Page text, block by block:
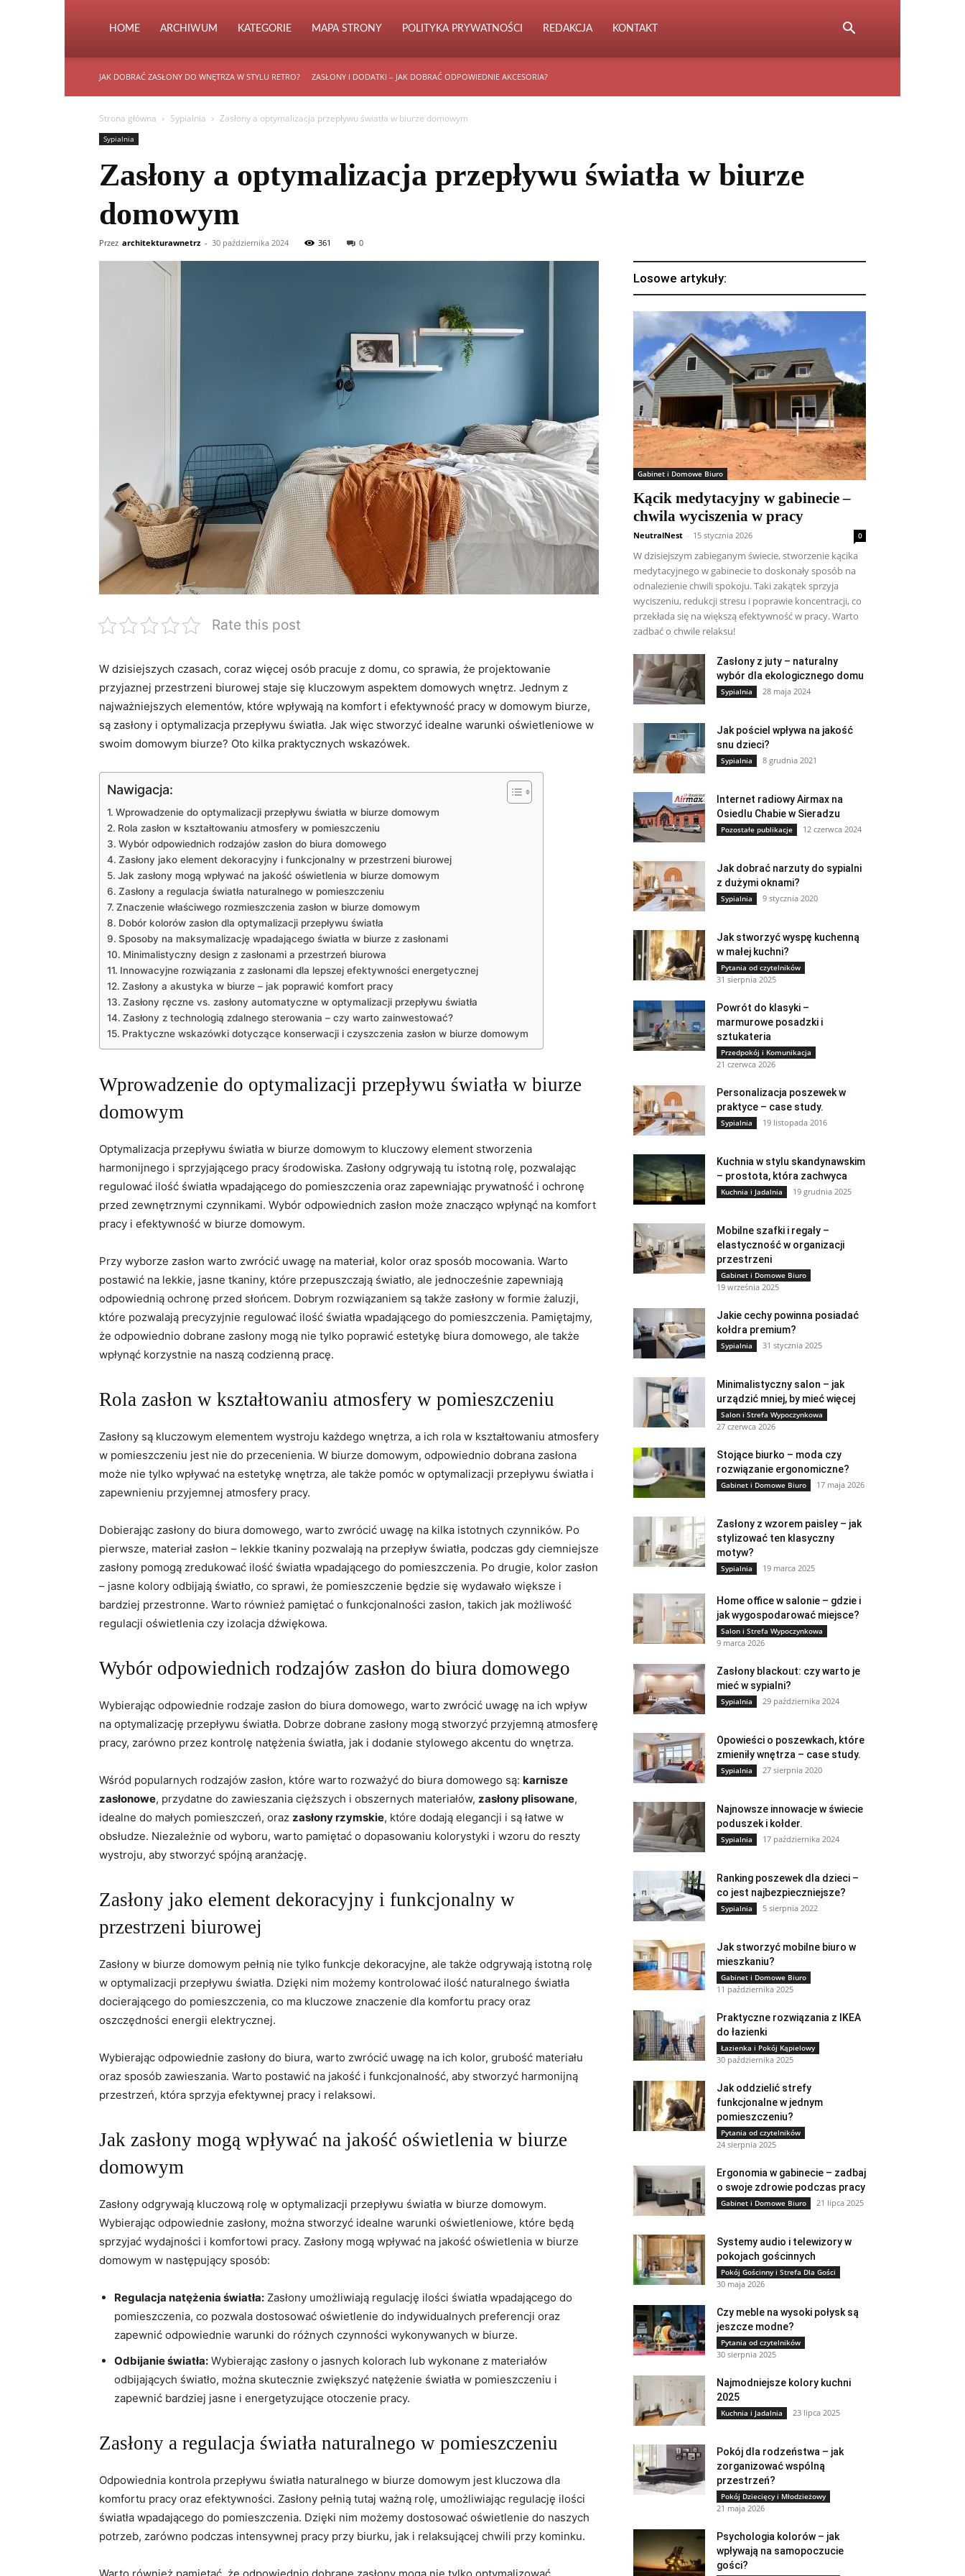
HOME ARCHIWUM KATEGORIE MAPA STRONY POLITYKA PRYWATNOŚCI REDAKCJA KONTAKT
JAK DOBRAĆ ZASŁONY DO WNĘTRZA W STYLU RETRO? ZASŁONY I DODATKI – JAK DOBRAĆ ODPOWIEDNIE AKCESORIA?
Strona główna Sypialnia Zasłony a optymalizacja przepływu światła w biurze domowym
Sypialnia
Zasłony a optymalizacja przepływu światła w biurze
domowym
Przez architekturawnetrz - 30 października 2024 361 0
Rate this post
W dzisiejszych ⁣czasach, coraz więcej osób pracuje z‍ domu, co‍ sprawia, że projektowanie
przyjaznej przestrzeni biurowej staje się kluczowym ‌aspektem ‌domowych wnętrz. Jednym z
najważniejszych elementów, które⁢ wpływają na komfort​ i efektywność ⁤pracy w ‍domowym biurze,
są zasłony i​ optymalizacja przepływu światła. Jak⁤ więc ‌stworzyć idealne warunki‌ oświetleniowe⁣ w
swoim domowym biurze? Oto kilka⁣ praktycznych wskazówek.
Nawigacja:
Wprowadzenie⁢ do optymalizacji przepływu ⁣światła⁢ w biurze ​domowym
Rola zasłon w kształtowaniu atmosfery w ⁢pomieszczeniu
Wybór odpowiednich rodzajów ⁤zasłon do biura‍ domowego
Zasłony jako element dekoracyjny i funkcjonalny w przestrzeni biurowej
Jak ‌zasłony mogą wpływać na jakość oświetlenia‍ w​ biurze domowym
Zasłony ​a regulacja światła naturalnego w pomieszczeniu
Znaczenie ​właściwego rozmieszczenia ‍zasłon w biurze domowym
Dobór ‌kolorów zasłon dla optymalizacji przepływu​ światła
Sposoby na maksymalizację wpadającego​ światła w biurze z zasłonami
Minimalistyczny design z zasłonami a przestrzeń biurowa
Innowacyjne rozwiązania z zasłonami ‌dla lepszej efektywności energetycznej
Zasłony a akustyka w biurze – jak‌ poprawić komfort pracy
Zasłony⁤ ręczne⁢ vs. ‍zasłony automatyczne w⁢ optymalizacji przepływu światła
Zasłony z technologią zdalnego sterowania – czy warto zainwestować?
Praktyczne ​wskazówki dotyczące ⁢konserwacji i czyszczenia⁢ zasłon w biurze domowym
Wprowadzenie⁢ do optymalizacji przepływu ⁣światła⁢ w biurze ​
domowym
Optymalizacja ⁢przepływu światła w biurze domowym ⁤to kluczowy element stworzenia
harmonijnego i sprzyjającego pracy środowiska. Zasłony odgrywają tu istotną rolę, pozwalając
regulować ilość światła wpadającego do pomieszczenia oraz zapewniając prywatność i ochronę
przed zewnętrznymi⁣ czynnikami. ⁣Wybór odpowiednich zasłon może znacząco ⁣wpłynąć na komfort
pracy i efektywność w biurze​ domowym.
Przy wyborze zasłon warto zwrócić uwagę na materiał, kolor oraz sposób mocowania. Warto
postawić na lekkie, jasne tkaniny, ​które‍ przepuszczają ‌światło, ale⁢ jednocześnie zapewniają
odpowiednią ochronę przed słońcem. Dobrym rozwiązaniem są także zasłony w formie żaluzji,
które pozwalają precyzyjnie regulować ilość światła wpadającego do‌ pomieszczenia. Pamiętajmy, ​
że odpowiednio dobrane zasłony mogą nie tylko ⁤poprawić estetykę biura domowego,‍ ale także
wpłynąć korzystnie na naszą codzienną ⁤pracę.
Rola zasłon w kształtowaniu atmosfery w ⁢pomieszczeniu
Zasłony są kluczowym ⁣elementem wystroju każdego⁣ wnętrza,⁤ a ich rola w ‍kształtowaniu atmosfery
w pomieszczeniu jest nie do przecenienia. W biurze ⁢domowym, ​odpowiednio dobrana zasłona
⁣może nie tylko wpływać ‌na ⁤estetykę wnętrza, ale także pomóc w optymalizacji przepływu⁢ światła‍ i
zapewnieniu ⁣przyjemnej atmosfery pracy.
Dobierając zasłony ‌do biura domowego, warto zwrócić uwagę na kilka istotnych czynników. Po
pierwsze, materiał zasłon – lekkie tkaniny pozwalają na przepływ światła, podczas gdy ciemniejsze
zasłony pomogą zredukować ilość światła⁣ wpadającego do pomieszczenia. Po drugie, kolor zasłon
– jasne kolory ‍odbijają ​światło,‍ co ‌sprawi, ‍że pomieszczenie będzie ⁢się wydawało większe i
bardziej przestronne. Warto ⁢również pamiętać o funkcjonalności zasłon, takich⁣ jak możliwość
regulacji⁣ oświetlenia ⁢czy izolacja dźwiękowa.
Wybór odpowiednich rodzajów ⁤zasłon do biura‍ domowego
Wybierając odpowiednie rodzaje zasłon do biura ‍domowego, warto zwrócić uwagę‌ na ich wpływ
na optymalizację przepływu światła. Dobrze dobrane zasłony mogą stworzyć⁢ przyjemną atmosferę
pracy, zarówno przez kontrolę natężenia ⁣światła, jak i dodanie stylowego akcentu do wnętrza.
Wśród popularnych‌ rodzajów zasłon, które warto‍ rozważyć ‌do biura domowego są: karnisze
zasłonowe, przydatne do zawieszania‍ cięższych ⁢i obszernych materiałów, zasłony plisowane,
idealne do małych pomieszczeń, oraz zasłony rzymskie, które ‍dodają⁤ elegancji i są ‌łatwe​ w
⁣obsłudze. Niezależnie ⁢od wyboru, warto pamiętać ‌o dopasowaniu kolorystyki i⁢ wzoru do reszty
wystroju,‌ aby stworzyć spójną aranżację.
Zasłony jako element dekoracyjny i funkcjonalny w
przestrzeni biurowej
Zasłony w biurze domowym pełnią ​nie ⁤tylko funkcje dekoracyjne, ale ⁢także odgrywają istotną rolę
w optymalizacji przepływu światła. Dzięki nim możemy kontrolować ilość naturalnego światła
docierającego do pomieszczenia, co ma kluczowe⁢ znaczenie dla komfortu ‍pracy oraz
oszczędności energii elektrycznej.
Wybierając odpowiednie zasłony do biura, warto zwrócić uwagę na ich kolor,⁢ grubość materiału
oraz sposób zawieszania. Warto postawić na jakość i⁢ funkcjonalność, aby stworzyć harmonijną
przestrzeń, która⁢ sprzyja efektywnej ‍pracy i‍ relaksowi.
Jak ‌zasłony mogą wpływać na jakość oświetlenia‍ w​ biurze
domowym
Zasłony odgrywają kluczową rolę ⁣w optymalizacji przepływu światła w biurze domowym.
Wybierając odpowiednie zasłony, można stworzyć idealne warunki oświetleniowe, które będą
⁤sprzyjać wydajności i komfortowi ⁢pracy. Zasłony mogą wpływać na jakość⁤ oświetlenia w biurze
domowym w ​następujący sposób:
Regulacja natężenia światła: Zasłony umożliwiają regulację ilości światła⁣ wpadającego do
pomieszczenia, ⁣co⁤ pozwala dostosować oświetlenie do indywidualnych preferencji oraz
⁤zapewnić odpowiednie⁢ warunki do różnych czynności wykonywanych w biurze.
Odbijanie światła: Wybierając zasłony o jasnych kolorach lub wykonane z materiałów
⁣odbijających światło, można‌ skutecznie ​zwiększyć natężenie światła w ⁢pomieszczeniu i
zapewnić bardziej jasne i energetyzujące otoczenie pracy.
Zasłony ​a regulacja światła naturalnego w pomieszczeniu
Odpowiednia kontrola przepływu światła‌ naturalnego w biurze domowym jest ⁤kluczowa dla
komfortu pracy⁢ oraz efektywności. Zasłony pełnią tutaj ważną rolę, ​umożliwiając‌ regulację ilości
światła wpadającego do pomieszczenia. ‌Dzięki nim możemy dostosować oświetlenie do naszych
⁤potrzeb, zarówno podczas intensywnej pracy przy biurku, jak i‍ relaksującej ‍chwili‍ przy kominku.
Losowe artykuły:
Gabinet i Domowe Biuro
Kącik medytacyjny w gabinecie –
chwila wyciszenia w pracy
NeutralNest - 15 stycznia 2026 0
W dzisiejszym zabieganym świecie, stworzenie kącika
medytacyjnego w gabinecie to doskonały sposób na
odnalezienie chwili spokoju. Taki zakątek sprzyja
wyciszeniu, redukcji stresu i poprawie koncentracji, co
przekłada się na większą efektywność w pracy. Warto
zadbać o chwile relaksu!
Zasłony z juty – naturalny
wybór dla ekologicznego domu
Sypialnia 28 maja 2024
Jak pościel wpływa na jakość
snu dzieci?
Sypialnia 8 grudnia 2021
Internet radiowy Airmax na
Osiedlu Chabie w Sieradzu
Pozostałe publikacje 12 czerwca 2024
Jak dobrać narzuty do sypialni
z dużymi oknami?
Sypialnia 9 stycznia 2020
Jak stworzyć wyspę kuchenną
w małej kuchni?
Pytania od czytelników
31 sierpnia 2025
Powrót do klasyki –
marmurowe posadzki i
sztukateria
Przedpokój i Komunikacja
21 czerwca 2026
Personalizacja poszewek w
praktyce – case study.
Sypialnia 19 listopada 2016
Kuchnia w stylu skandynawskim
– prostota, która zachwyca
Kuchnia i Jadalnia 19 grudnia 2025
Mobilne szafki i regały –
elastyczność w organizacji
przestrzeni
Gabinet i Domowe Biuro
19 września 2025
Jakie cechy powinna posiadać
kołdra premium?
Sypialnia 31 stycznia 2025
Minimalistyczny salon – jak
urządzić mniej, by mieć więcej
Salon i Strefa Wypoczynkowa
27 czerwca 2026
Stojące biurko – moda czy
rozwiązanie ergonomiczne?
Gabinet i Domowe Biuro 17 maja 2026
Zasłony z wzorem paisley – jak
stylizować ten klasyczny
motyw?
Sypialnia 19 marca 2025
Home office w salonie – gdzie i
jak wygospodarować miejsce?
Salon i Strefa Wypoczynkowa
9 marca 2026
Zasłony blackout: czy warto je
mieć w sypialni?
Sypialnia 29 października 2024
Opowieści o poszewkach, które
zmieniły wnętrza – case study.
Sypialnia 27 sierpnia 2020
Najnowsze innowacje w świecie
poduszek i kołder.
Sypialnia 17 października 2024
Ranking poszewek dla dzieci –
co jest najbezpieczniejsze?
Sypialnia 5 sierpnia 2022
Jak stworzyć mobilne biuro w
mieszkaniu?
Gabinet i Domowe Biuro
11 października 2025
Praktyczne rozwiązania z IKEA
do łazienki
Łazienka i Pokój Kąpielowy
30 października 2025
Jak oddzielić strefy
funkcjonalne w jednym
pomieszczeniu?
Pytania od czytelników
24 sierpnia 2025
Ergonomia w gabinecie – zadbaj
o swoje zdrowie podczas pracy
Gabinet i Domowe Biuro 21 lipca 2025
Systemy audio i telewizory w
pokojach gościnnych
Pokój Gościnny i Strefa Dla Gości
30 maja 2026
Czy meble na wysoki połysk są
jeszcze modne?
Pytania od czytelników
30 sierpnia 2025
Najmodniejsze kolory kuchni
2025
Kuchnia i Jadalnia 23 lipca 2025
Pokój dla rodzeństwa – jak
zorganizować wspólną
przestrzeń?
Pokój Dziecięcy i Młodzieżowy
21 maja 2026
Psychologia kolorów – jak
wpływają na samopoczucie
gości?